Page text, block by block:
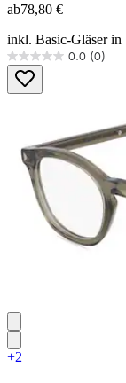
ab78,80 €
inkl. Basic-Gläser in
0.0 (0)
0.0
von
5
+2